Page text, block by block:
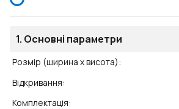
1. Основні параметри
Розмір (ширина x висота):
Відкривання:
Комплектація: